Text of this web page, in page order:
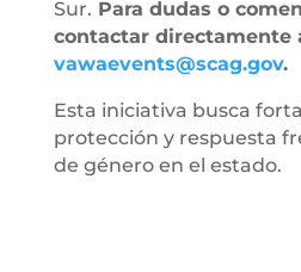
Sur. Para dudas o
contactar directamente
vawaevents@scag.gov.
Esta iniciativa busca
protección y respuesta
de género en el estado.